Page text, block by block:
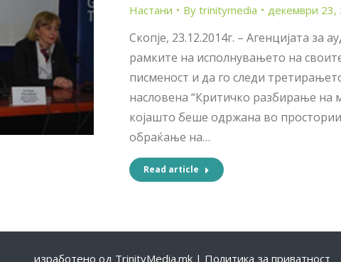
Настани By trinitymedia декември 23,
Скопје, 23.12.2014г. – Агенцијата за
рамките на исполнувањето на
писменост и да го следи
насловена “Критичко разбирање на
којашто беше одржана во
обраќање на…
Read article
изработено од TrinityMedia.mk| Политика за приватност